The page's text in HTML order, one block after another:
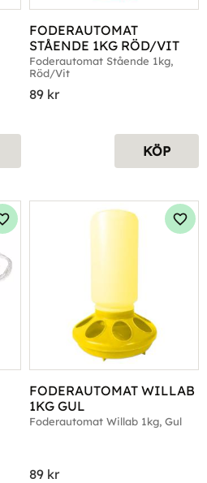
FODERAUTOMAT
STÅENDE 1KG RÖD/VIT
Foderautomat Stående 1kg,
Röd/Vit
89 kr
KÖP
Lägg till i favoriter
FODERAUTOMAT WILLAB
1KG GUL
Foderautomat Willab 1kg, Gul
89 kr